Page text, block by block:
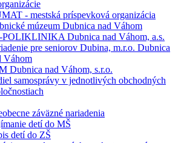
- mestská príspevková organizácia
múzeum Dubnica nad Váhom
POLIKLINIKA Dubnica nad Váhom, a.s.
pre seniorov Dubina, m.r.o. Dubnica
Váhom
Dubnica nad Váhom, s.r.o.
samosprávy v jednotlivých obchodných
záväzné nariadenia
detí do MŠ
detí do ZŠ